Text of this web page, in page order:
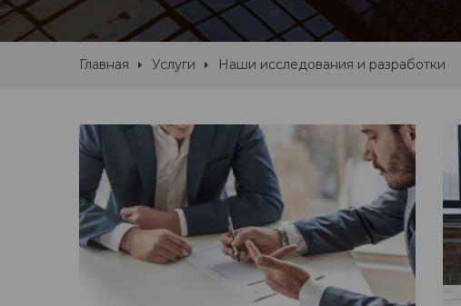
Главная Услуги Наши исследования и разработки